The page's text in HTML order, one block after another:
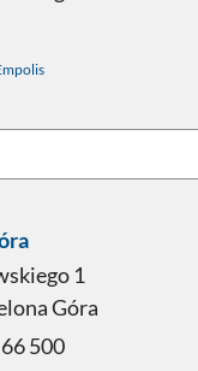
1
Góra
500